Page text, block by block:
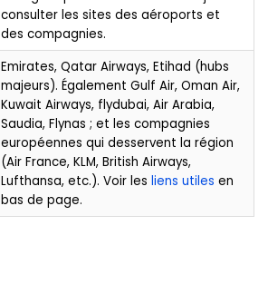
consulter les sites des aéroports et
des compagnies.
Emirates, Qatar Airways, Etihad (hubs
majeurs). Également Gulf Air, Oman Air,
Kuwait Airways, flydubai, Air Arabia,
Saudia, Flynas ; et les compagnies
européennes qui desservent la région
(Air France, KLM, British Airways,
Lufthansa, etc.). Voir les liens utiles en
bas de page.